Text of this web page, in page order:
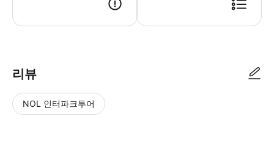
리뷰
NOL 인터파크투어